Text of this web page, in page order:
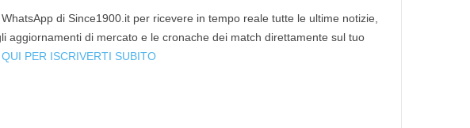
di Since1900.it per ricevere in tempo reale tutte le ultime notizie,
aggiornamenti di mercato e le cronache dei match direttamente sul tuo
PER ISCRIVERTI SUBITO